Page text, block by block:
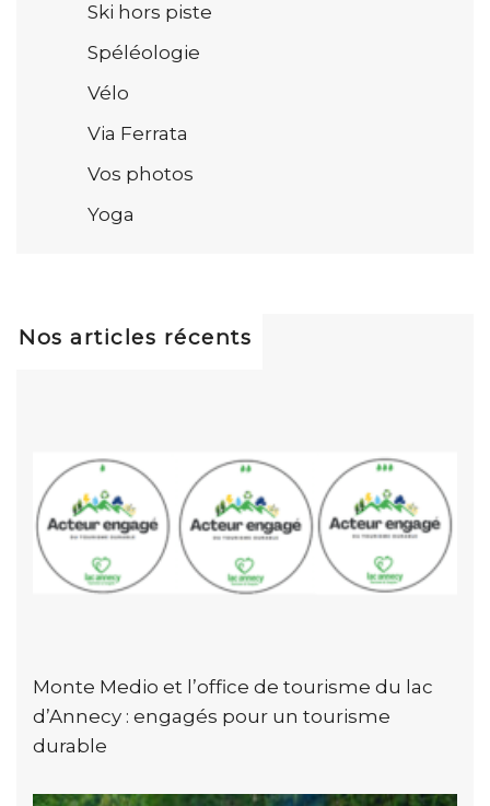
Ski hors piste
Spéléologie
Vélo
Via Ferrata
Vos photos
Yoga
Nos articles récents
Monte Medio et l’office de tourisme du lac
d’Annecy : engagés pour un tourisme
durable